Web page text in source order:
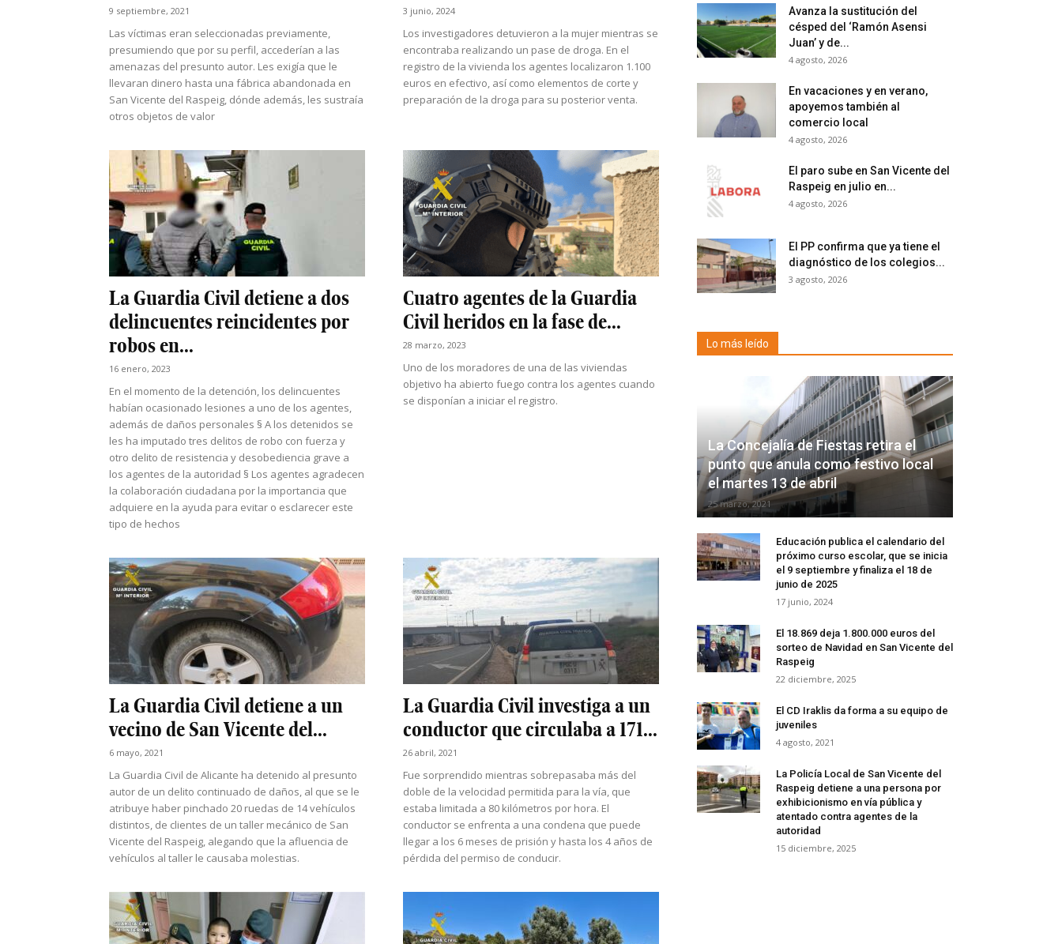
9 septiembre, 2021
Las víctimas eran seleccionadas previamente,
presumiendo que por su perfil, accederían a las
amenazas del presunto autor. Les exigía que le
llevaran dinero hasta una fábrica abandonada en
San Vicente del Raspeig, dónde además, les sustraía
otros objetos de valor
3 junio, 2024
Los investigadores detuvieron a la mujer mientras se
encontraba realizando un pase de droga. En el
registro de la vivienda los agentes localizaron 1.100
euros en efectivo, así como elementos de corte y
preparación de la droga para su posterior venta.
La Guardia Civil detiene a dos
delincuentes reincidentes por
robos en...
16 enero, 2023
En el momento de la detención, los delincuentes
habían ocasionado lesiones a uno de los agentes,
además de daños personales § A los detenidos se
les ha imputado tres delitos de robo con fuerza y
otro delito de resistencia y desobediencia grave a
los agentes de la autoridad § Los agentes agradecen
la colaboración ciudadana por la importancia que
adquiere en la ayuda para evitar o esclarecer este
tipo de hechos
Cuatro agentes de la Guardia
Civil heridos en la fase de...
28 marzo, 2023
Uno de los moradores de una de las viviendas
objetivo ha abierto fuego contra los agentes cuando
se disponían a iniciar el registro.
La Guardia Civil detiene a un
vecino de San Vicente del...
6 mayo, 2021
La Guardia Civil de Alicante ha detenido al presunto
autor de un delito continuado de daños, al que se le
atribuye haber pinchado 20 ruedas de 14 vehículos
distintos, de clientes de un taller mecánico de San
Vicente del Raspeig, alegando que la afluencia de
vehículos al taller le causaba molestias.
La Guardia Civil investiga a un
conductor que circulaba a 171...
26 abril, 2021
Fue sorprendido mientras sobrepasaba más del
doble de la velocidad permitida para la vía, que
estaba limitada a 80 kilómetros por hora. El
conductor se enfrenta a una condena que puede
llegar a los 6 meses de prisión y hasta los 4 años de
pérdida del permiso de conducir.
Avanza la sustitución del
césped del ‘Ramón Asensi
Juan’ y de...
4 agosto, 2026
En vacaciones y en verano,
apoyemos también al
comercio local
4 agosto, 2026
El paro sube en San Vicente del
Raspeig en julio en...
4 agosto, 2026
El PP confirma que ya tiene el
diagnóstico de los colegios...
3 agosto, 2026
Lo más leído
La Concejalía de Fiestas retira el
punto que anula como festivo local
el martes 13 de abril
25 marzo, 2021
Educación publica el calendario del
próximo curso escolar, que se inicia
el 9 septiembre y finaliza el 18 de
junio de 2025
17 junio, 2024
El 18.869 deja 1.800.000 euros del
sorteo de Navidad en San Vicente del
Raspeig
22 diciembre, 2025
El CD Iraklis da forma a su equipo de
juveniles
4 agosto, 2021
La Policía Local de San Vicente del
Raspeig detiene a una persona por
exhibicionismo en vía pública y
atentado contra agentes de la
autoridad
15 diciembre, 2025